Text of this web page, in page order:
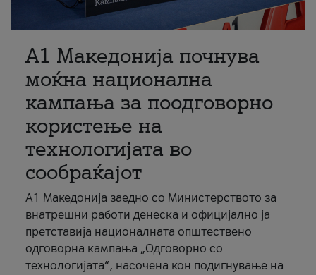
A1 Македонија почнува
моќна национална
кампања за поодговорно
користење на
технологијата во
сообраќајот
A1 Македонија заедно со Министерството за
внатрешни работи денеска и официјално ја
претставија националната општествено
одговорна кампања „Одговорно со
технологијата“, насочена кон подигнување на